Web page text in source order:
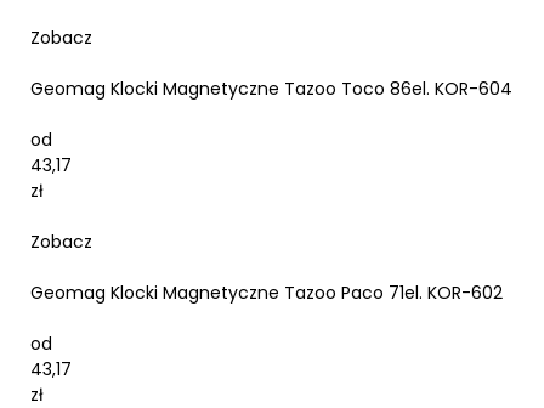
Zobacz
Geomag Klocki Magnetyczne Tazoo Toco 86el. KOR-604
od
43,17
zł
Zobacz
Geomag Klocki Magnetyczne Tazoo Paco 71el. KOR-602
od
43,17
zł